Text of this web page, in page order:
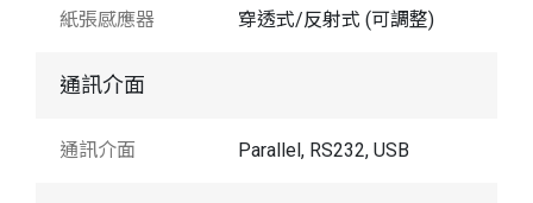
紙張感應器 穿透式/反射式 (可調整)
通訊介面
通訊介面 Parallel, RS232, USB